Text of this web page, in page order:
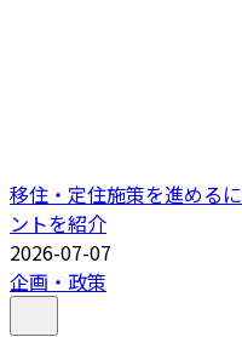
移住・定住施策を進める
ントを紹介
2026-07-07
企画・政策